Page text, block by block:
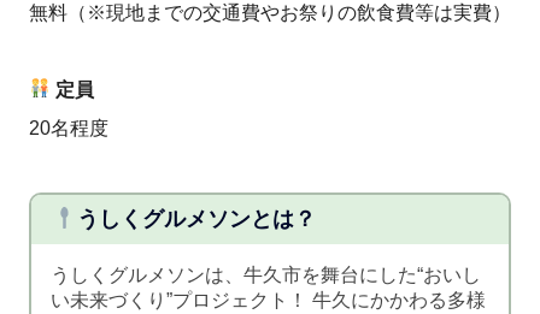
無料（※現地までの交通費やお祭りの飲食費等は実費）
定員
20名程度
うしくグルメソンとは？
うしくグルメソンは、牛久市を舞台にした“おいし
い未来づくり”プロジェクト！ 牛久にかかわる多様